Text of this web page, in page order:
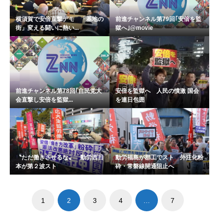
横須賀で安倍直撃デモ 「基地の
街」変える闘いに熱い...
前進チャンネル第79回｢安倍を監
獄へ｣@movie
前進チャンネル第78回｢自民党大
会直撃し安倍を監獄...
安倍を監獄へ 人民の憤激 国会
を連日包囲
〝ただ働きさせるな〟 動労西日
本が第２波スト
動労福島が郡工でスト 外注化粉
砕・常磐線開通阻止へ
1 2 3 4 7